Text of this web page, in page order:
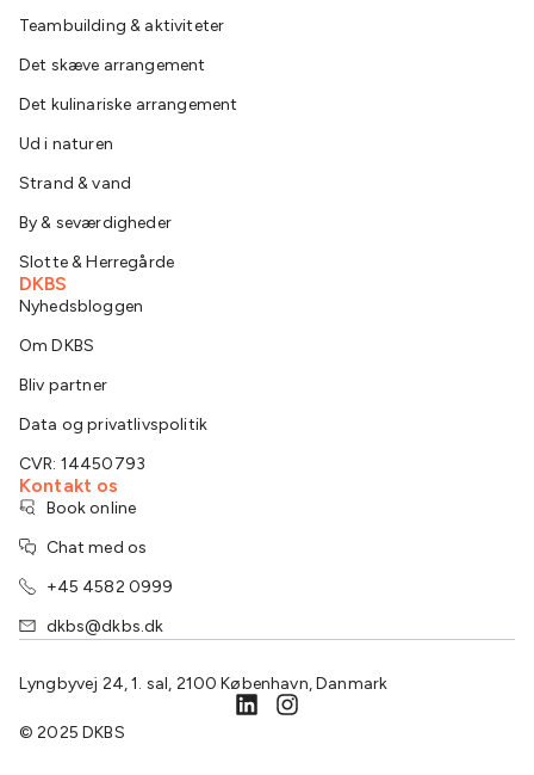
Teambuilding & aktiviteter
Det skæve arrangement
Det kulinariske arrangement
Ud i naturen
Strand & vand
By & seværdigheder
Slotte & Herregårde
DKBS
Nyhedsbloggen
Om DKBS
Bliv partner
Data og privatlivspolitik
CVR: 14450793
Kontakt os
Book online
Chat med os
+45 4582 0999
dkbs@dkbs.dk
Lyngbyvej 24, 1. sal, 2100 København, Danmark
© 2025 DKBS